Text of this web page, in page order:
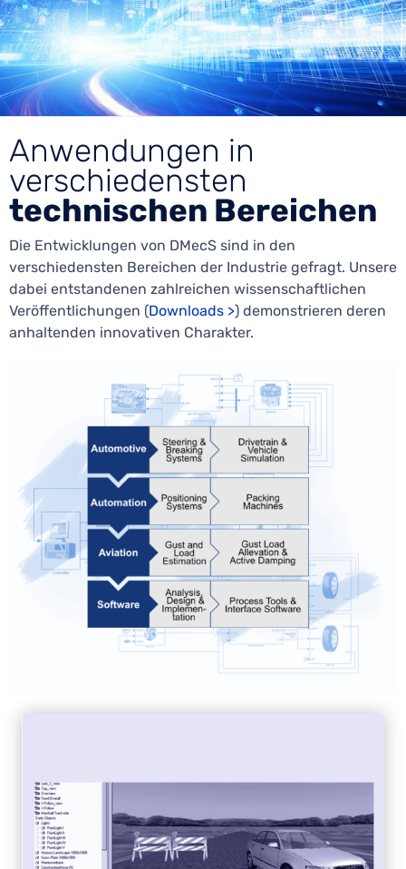
Anwendungen in
verschiedensten
technischen Bereichen
Die Entwicklungen von DMecS sind in den
verschiedensten Bereichen der Industrie gefragt. Unsere
dabei entstandenen zahlreichen wissenschaftlichen
Veröffentlichungen (Downloads >) demonstrieren deren
anhaltenden innovativen Charakter.